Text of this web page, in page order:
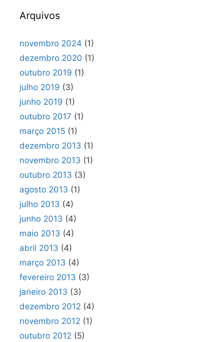
Arquivos
novembro 2024 (1)
dezembro 2020 (1)
outubro 2019 (1)
julho 2019 (3)
junho 2019 (1)
outubro 2017 (1)
março 2015 (1)
dezembro 2013 (1)
novembro 2013 (1)
outubro 2013 (3)
agosto 2013 (1)
julho 2013 (4)
junho 2013 (4)
maio 2013 (4)
abril 2013 (4)
março 2013 (4)
fevereiro 2013 (3)
janeiro 2013 (3)
dezembro 2012 (4)
novembro 2012 (1)
outubro 2012 (5)